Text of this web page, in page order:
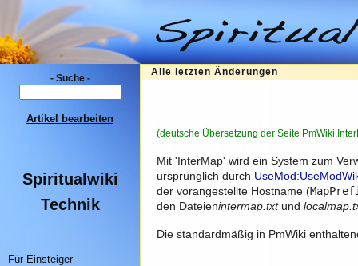
- Suche -
Artikel bearbeiten
Spiritualwiki
Technik
Für Einsteiger
Alle letzten Änderungen
(deutsche Übersetzung der Seite
Mit 'InterMap' wird ein System zum
ursprünglich durch
der vorangestellte Hostname (
den Dateienintermap.txtund
Die standardmäßig in PmWiki